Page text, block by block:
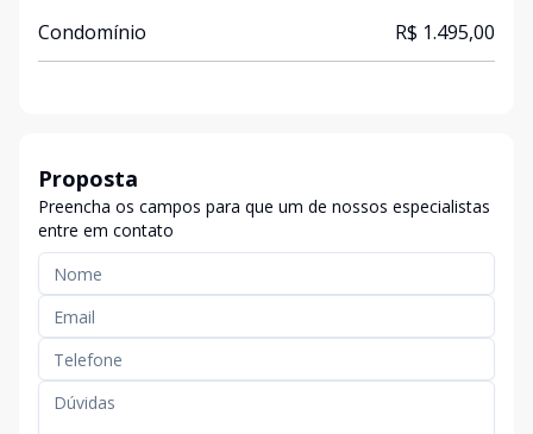
Condomínio R$ 1.495,00
Proposta
Preencha os campos para que um de nossos especialistas
entre em contato